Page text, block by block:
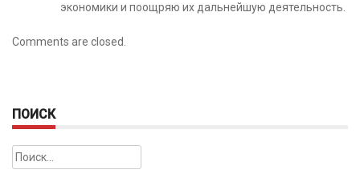
экономики и поощряю их дальнейшую деятельность.
Comments are closed.
ПОИСК
Найти: